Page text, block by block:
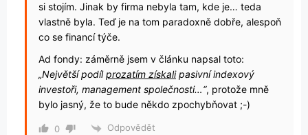
si stojím. Jinak by firma nebyla tam, kde je… teda
vlastně byla. Teď je na tom paradoxně dobře, alespoň
co se financí týče.
Ad fondy: záměrně jsem v článku napsal toto:
„Největší podílprozatím získalipasivní indexový
investoři, management společnosti…“, protože mně
bylo jasný, že to bude někdo zpochybňovat ;-)
0 Odpovědět